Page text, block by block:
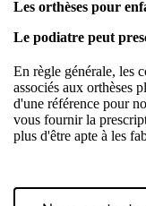
Les orthèses pour
Le podiatre peut
En règle générale, les
associés aux orthèses
d'une référence pour
vous fournir la
plus d'être apte à les